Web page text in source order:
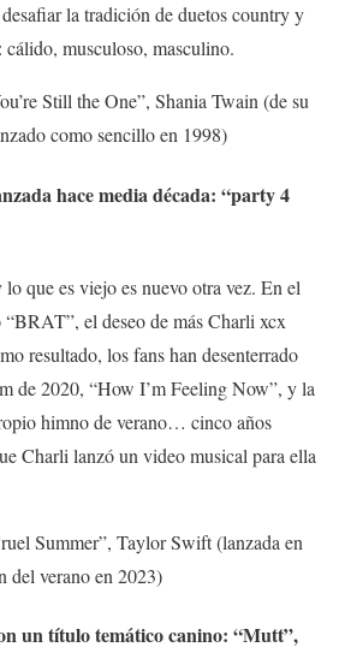
la tradición de duetos country y
musculoso, masculino.
Still the One”, Shania Twain (de su
como sencillo en 1998)
hace media década: “party 4
que es viejo es nuevo otra vez. En el
“BRAT”, el deseo de más Charli xcx
resultado, los fans han desenterrado
de 2020, “How I’m Feeling Now”, y la
himno de verano… cinco años
Charli lanzó un video musical para ella
Summer”, Taylor Swift (lanzada en
del verano en 2023)
un título temático canino: “Mutt”,